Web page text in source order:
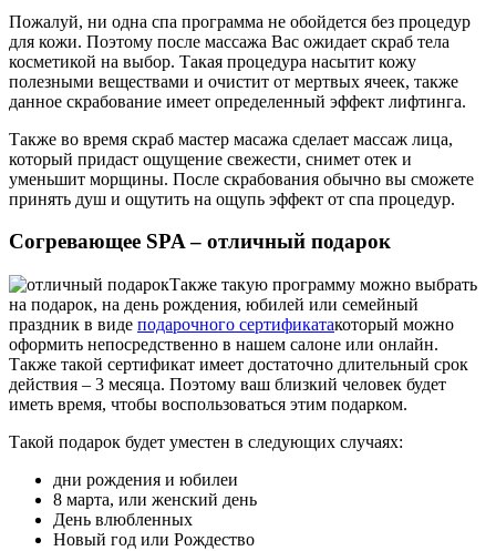
Пожалуй, ни одна спа программа не обойдется без процедур
для кожи. Поэтому после массажа Вас ожидает скраб тела
косметикой на выбор. Такая процедура насытит кожу
полезными веществами и очистит от мертвых ячеек, также
данное скрабование имеет определенный эффект лифтинга.
Также во время скраб мастер масажа сделает массаж лица,
который придаст ощущение свежести, снимет отек и
уменьшит морщины. После скрабования обычно вы сможете
принять душ и ощутить на ощупь эффект от спа процедур.
Согревающее SPA – отличный подарок
Также такую программу можно выбрать
на подарок, на день рождения, юбилей или семейный
праздник в виде подарочного сертификатакоторый можно
оформить непосредственно в нашем салоне или онлайн.
Также такой сертификат имеет достаточно длительный срок
действия – 3 месяца. Поэтому ваш близкий человек будет
иметь время, чтобы воспользоваться этим подарком.
Такой подарок будет уместен в следующих случаях:
дни рождения и юбилеи
8 марта, или женский день
День влюбленных
Новый год или Рождество